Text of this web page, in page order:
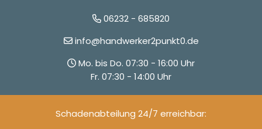
06232 - 685820
info@handwerker2punkt0.de
Mo. bis Do. 07:30 - 16:00 Uhr
Fr. 07:30 - 14:00 Uhr
Schadenabteilung 24/7 erreichbar: